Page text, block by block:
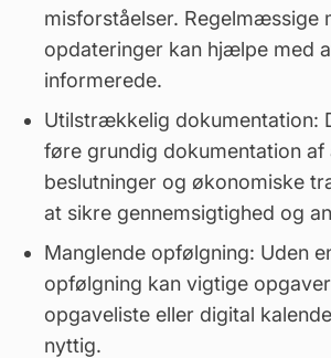
misforståelser. Regelmæssige
opdateringer kan hjælpe med
informerede.
Utilstrækkelig dokumentation:
føre grundig dokumentation af
beslutninger og økonomiske
at sikre gennemsigtighed og
Manglende opfølgning: Uden
opfølgning kan vigtige
opgaveliste eller digital
nyttig.